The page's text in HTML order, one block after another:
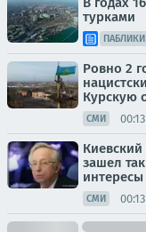
турками
ПАБЛИКИ
Ровно 2
Курскую
СМИ 00:13
зашел
СМИ 00:13